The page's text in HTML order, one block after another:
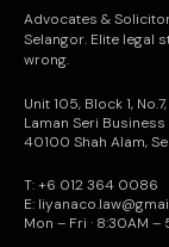
Advocates &
Selangor. Elite legal
wrong.
Unit 105, Block 1,
Laman Seri Business
40100 Shah Alam,
T: +6 012 364 0086
E:
Mon – Fri · 8:30AM –